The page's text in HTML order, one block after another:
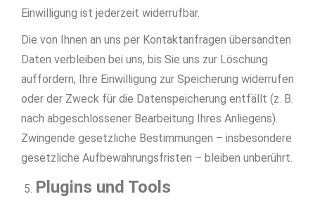
Einwilligung ist jederzeit widerrufbar.
Die von Ihnen an uns per Kontaktanfragen übersandten
Daten verbleiben bei uns, bis Sie uns zur Löschung
auffordern, Ihre Einwilligung zur Speicherung widerrufen
oder der Zweck für die Datenspeicherung entfällt (z. B.
nach abgeschlossener Bearbeitung Ihres Anliegens).
Zwingende gesetzliche Bestimmungen – insbesondere
gesetzliche Aufbewahrungsfristen – bleiben unberührt.
Plugins und Tools